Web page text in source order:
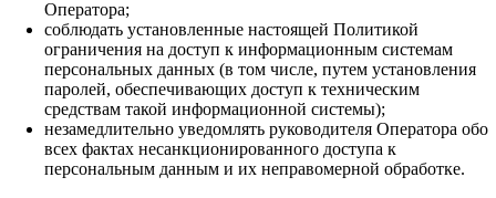
Оператора;
соблюдать установленные настоящей Политикой
ограничения на доступ к информационным системам
персональных данных (в том числе, путем установления
паролей, обеспечивающих доступ к техническим
средствам такой информационной системы);
незамедлительно уведомлять руководителя Оператора обо
всех фактах несанкционированного доступа к
персональным данным и их неправомерной обработке.